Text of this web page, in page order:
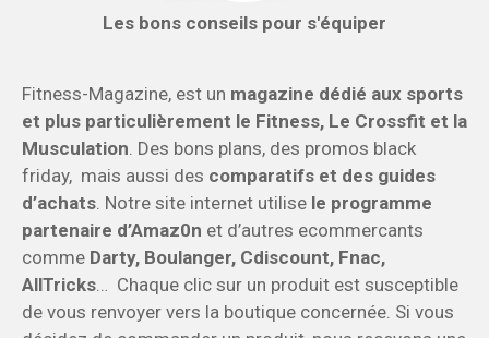
Les bons conseils pour s'équiper
Fitness-Magazine, est un magazine dédié aux sports
et plus particulièrement le Fitness, Le Crossfit et la
Musculation . Des bons plans, des promos black
friday, mais aussi des comparatifs et des guides
d’achats . Notre site internet utilise le programme
partenaire d’Amaz0n et d’autres ecommercants
comme Darty, Boulanger, Cdiscount, Fnac,
AllTricks … Chaque clic sur un produit est susceptible
de vous renvoyer vers la boutique concernée. Si vous